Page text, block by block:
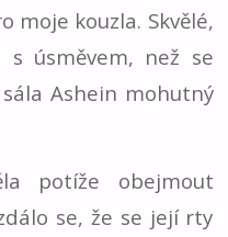
moje kouzla. Skvělé,
s úsměvem, než se
Ashein mohutný
potíže obejmout
se, že se její rty